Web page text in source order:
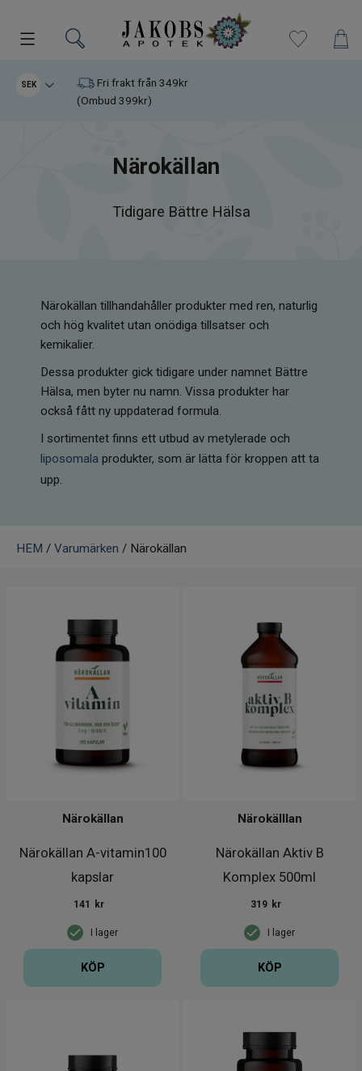
Kampanjer
Kristaller
Infrarött Ljus
Vattenrening & Övrigt
Transdermala plåster
SEK
Fri frakt från 349kr
(Ombud 399kr)
Närokällan
Tidigare Bättre Hälsa
Närokällan tillhandahåller produkter med ren, naturlig
och hög kvalitet utan onödiga tillsatser och
kemikalier.
Dessa produkter gick tidigare under namnet Bättre
Hälsa, men byter nu namn. Vissa produkter har
också fått ny uppdaterad formula.
I sortimentet finns ett utbud av metylerade och
liposomala produkter, som är lätta för kroppen att ta
upp.
HEM / Varumärken / Närokällan
Närokällan A-vitamin100
kapslar
Närokällan
I lager
141 kr
KÖP
Närokällan Aktiv B
Komplex 500ml
Närokälllan
I lager
319 kr
KÖP